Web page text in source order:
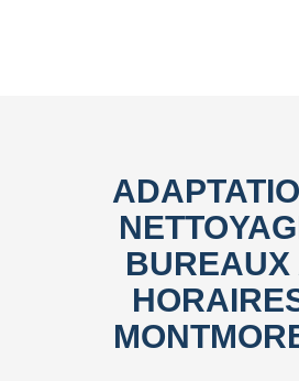
BUREAUX